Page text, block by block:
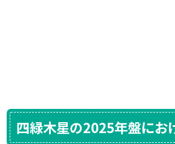
四緑木星の2025年盤にお